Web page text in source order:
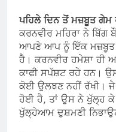
ਪਹਿਲੇ ਦਿਨ ਤੋਂ ਮਜ਼ਬੂਤ ​​ਗੇਮ
ਕਰਨਵੀਰ ਮਹਿਰਾ ਨੇ ਬਿੱਗ
ਆਪਣੇ ਆਪ ਨੂੰ ਇੱਕ ਮਜ਼ਬੂਤ
ਹੈ। ਕਰਨਵੀਰ ਹਮੇਸ਼ਾ ਹੀ
ਕਾਫੀ ਸਪੱਸ਼ਟ ਰਹੇ ਹਨ।
ਕੋਈ ਉਲਝਣ ਨਹੀਂ ਰੱਖੀ।
ਹੋਈ ਹੈ, ਤਾਂ ਉਸ ਨੇ ਖੁੱਲ੍ਹ ਕੇ
ਖੁੱਲ੍ਹੇਆਮ ਦੁਸ਼ਮਣੀ